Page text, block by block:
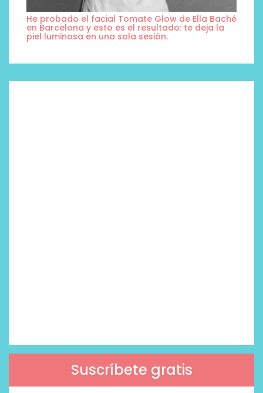
He probado el facial Tomate Glow de Ella Baché
en Barcelona y esto es el resultado: te deja la
piel luminosa en una sola sesión.
Suscríbete gratis